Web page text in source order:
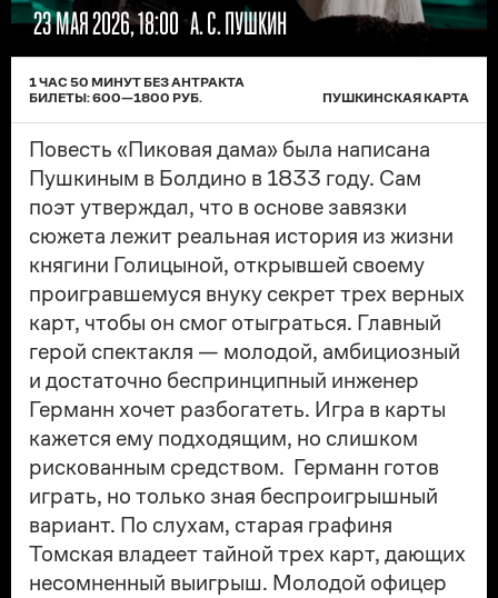
23 МАЯ 2026, 18:00 А. С. ПУШКИН
1 ЧАС 50 МИНУТ БЕЗ АНТРАКТА
БИЛЕТЫ:600—1800 РУБ. ПУШКИНСКАЯ КАРТА
Повесть «Пиковая дама» была написана
Пушкиным в Болдино в 1833 году. Сам
поэт утверждал, что в основе завязки
сюжета лежит реальная история из жизни
княгини Голицыной, открывшей своему
проигравшемуся внуку секрет трех верных
карт, чтобы он смог отыграться. Главный
герой спектакля — молодой, амбициозный
и достаточно беспринципный инженер
Германн хочет разбогатеть. Игра в карты
кажется ему подходящим, но слишком
рискованным средством. Германн готов
играть, но только зная беспроигрышный
вариант. По слухам, старая графиня
Томская владеет тайной трех карт, дающих
несомненный выигрыш. Молодой офицер